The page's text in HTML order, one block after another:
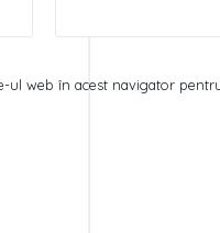
ul web în acest navigator